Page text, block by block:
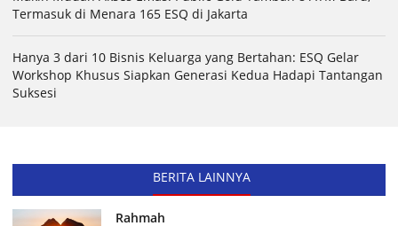
Termasuk di Menara 165 ESQ di Jakarta
Hanya 3 dari 10 Bisnis Keluarga yang Bertahan: ESQ Gelar
Workshop Khusus Siapkan Generasi Kedua Hadapi Tantangan
Suksesi
BERITA LAINNYA
Rahmah